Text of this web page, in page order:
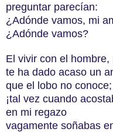
preguntar parecían:
¿Adónde vamos, mi
¿Adónde vamos?
El vivir con el hombre,
te ha dado acaso un
que el lobo no conoce;
¡tal vez cuando
en mi regazo
vagamente soñabas